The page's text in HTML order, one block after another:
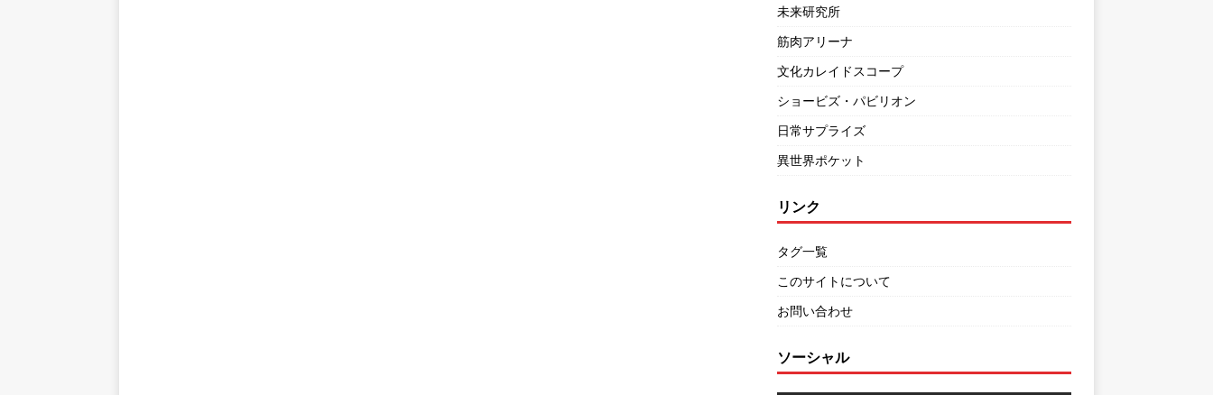
未来研究所
筋肉アリーナ
文化カレイドスコープ
ショービズ・パビリオン
日常サプライズ
異世界ポケット
リンク
タグ一覧
このサイトについて
お問い合わせ
ソーシャル